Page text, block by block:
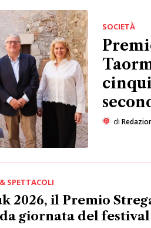
SOCIETÀ
di
SPETTACOLI
2026, il Premio
giornata del